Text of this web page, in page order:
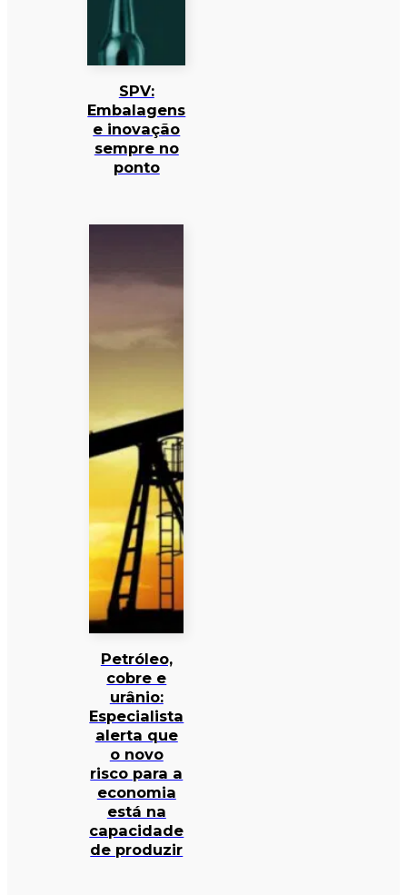
SPV:
Embalagens
e inovação
sempre no
ponto
Petróleo,
cobre e
urânio:
Especialista
alerta que
o novo
risco para a
economia
está na
capacidade
de produzir